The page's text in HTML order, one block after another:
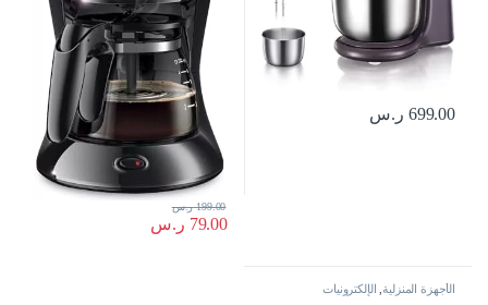
699.00 ر.س
79.00 ر.س
199.00 ر.س
الأجهزة المنزلية, الإلكترونيات